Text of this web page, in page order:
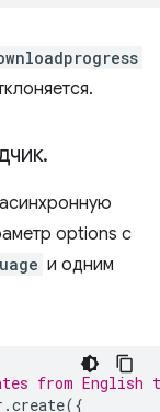
.
options с
и одним
from English
.create({